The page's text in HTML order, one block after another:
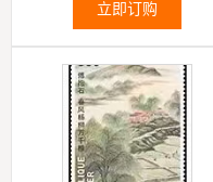
立即订购